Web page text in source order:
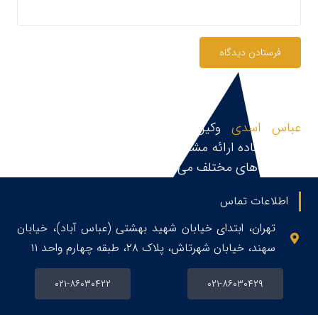
فرستادن دیدگاه
عباس اسدی وکیل پایه یک دادگستری و مشاور
حقوقی،آماده ارائه مشاوره حقوقی، قبول و پیگیری پرونده
در زمینه های مختلف می باشد.
اطلاعات تماس
تهران، ابتدای خیابان شهید بهشتی (عباس آباد)، خیابان
سهند، خیابان شهرتاش، پلاک ۲۸، طبقه چهارم واحد ۱۱
۰۲۱-۸۶۰۳۰۴۲۹ ۰۲۱-۸۶۰۳۰۴۲۲